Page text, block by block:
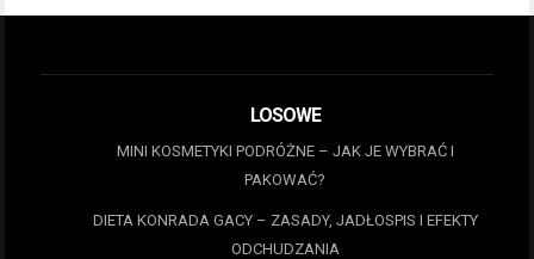
LOSOWE
MINI KOSMETYKI PODRÓŻNE – JAK JE WYBRAĆ I
PAKOWAĆ?
DIETA KONRADA GACY – ZASADY, JADŁOSPIS I EFEKTY
ODCHUDZANIA